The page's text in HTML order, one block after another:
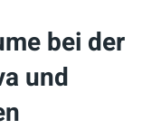
bei der
und